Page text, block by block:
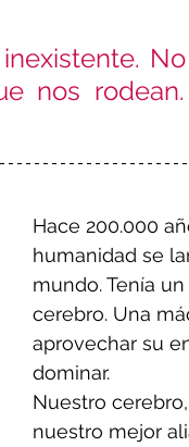
nos
Hace 200.000
humanidad se
mundo. Tenía
cerebro. Una
aprovechar su
dominar.
Nuestro
nuestro mejor